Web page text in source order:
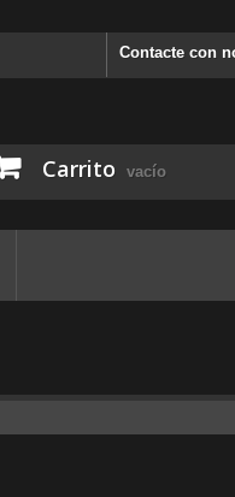
Contacte con
Carrito vacío